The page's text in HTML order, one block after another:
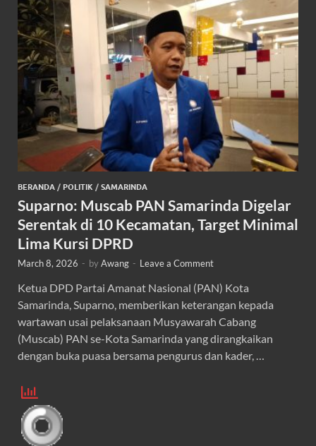
BERANDA / POLITIK / SAMARINDA
Suparno: Muscab PAN Samarinda Digelar
Serentak di 10 Kecamatan, Target Minimal
Lima Kursi DPRD
March 8, 2026 - byAwang - Leave a Comment
Ketua DPD Partai Amanat Nasional (PAN) Kota
Samarinda, Suparno, memberikan keterangan kepada
wartawan usai pelaksanaan Musyawarah Cabang
(Muscab) PAN se-Kota Samarinda yang dirangkaikan
dengan buka puasa bersama pengurus dan kader, …